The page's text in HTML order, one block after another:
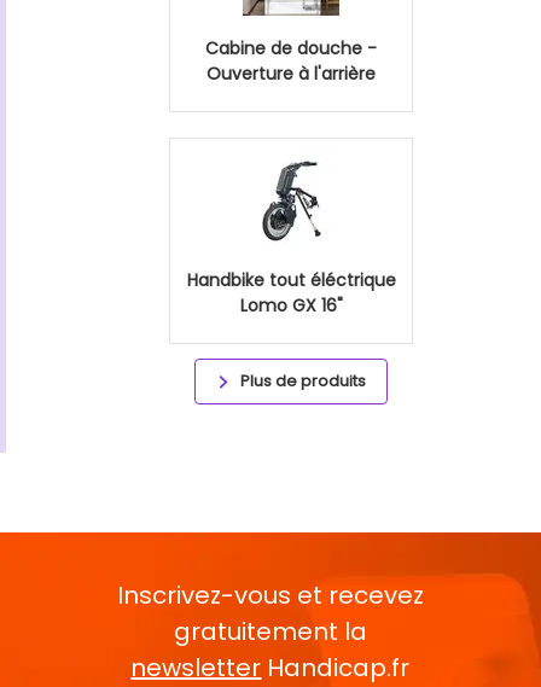
Cabine de douche -
Ouverture à l'arrière
Handbike tout éléctrique
Lomo GX 16"
Plus de produits
Inscrivez-vous et recevez
gratuitement la
newsletter Handicap.fr